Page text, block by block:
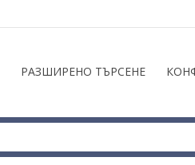
РАЗШИРЕНО ТЪРСЕНЕ